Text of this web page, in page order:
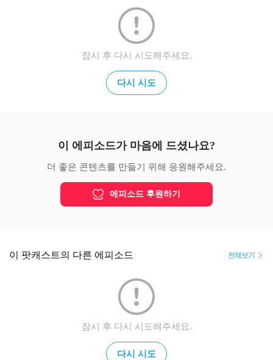
주의 길을 내 목전에 곧게 하소서
9.그들의 입에 신실함이 없고 그들의 심중이 심히 악하며 그들
의 목구멍은 열린 무덤 같고 그들의 혀로는 아첨하나이다
10.하나님이여 그들을 정죄하사 자기 꾀에 빠지게 하시고 그 많
은 허물로 말미암아 그들을 쫓아내소서 그들이 주를 배역함이니
11.그러나 주께 피하는 모든 사람은 다 기뻐하며 주의 보호로 말
미암아 영원히 기뻐 외치고 주의 이름을 사랑하는 자들은 주를
출처: 성경전서 개역개정판
잠시 후 다시 시도해주세요.
다시 시도
이 에피소드가 마음에 드셨나요?
더 좋은 콘텐츠를 만들기 위해 응원해주세요.
에피소드 후원하기
이 팟캐스트의 다른 에피소드 전체보기
잠시 후 다시 시도해주세요.
다시 시도